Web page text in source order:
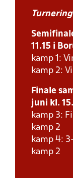
11.15 i
kamp 1:
kamp 2:
Finale
juni kl.
kamp 3:
kamp 2
kamp 4:
kamp 2